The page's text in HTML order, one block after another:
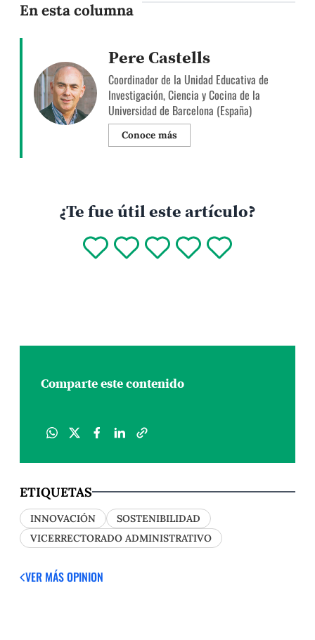
En esta columna
Pere Castells
Coordinador de la Unidad Educativa de
Investigación, Ciencia y Cocina de la
Universidad de Barcelona (España)
Conoce más
¿Te fue útil este artículo?
Comparte este contenido
ETIQUETAS
INNOVACIÓN
SOSTENIBILIDAD
VICERRECTORADO ADMINISTRATIVO
VER MÁS OPINION